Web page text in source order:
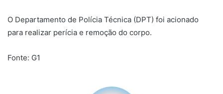
O Departamento de Polícia Técnica (DPT) foi acionado
para realizar perícia e remoção do corpo.
Fonte: G1